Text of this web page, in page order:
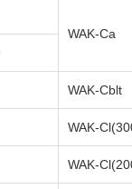
WAK-Ca
WAK-Cblt
WAK-
WAK-